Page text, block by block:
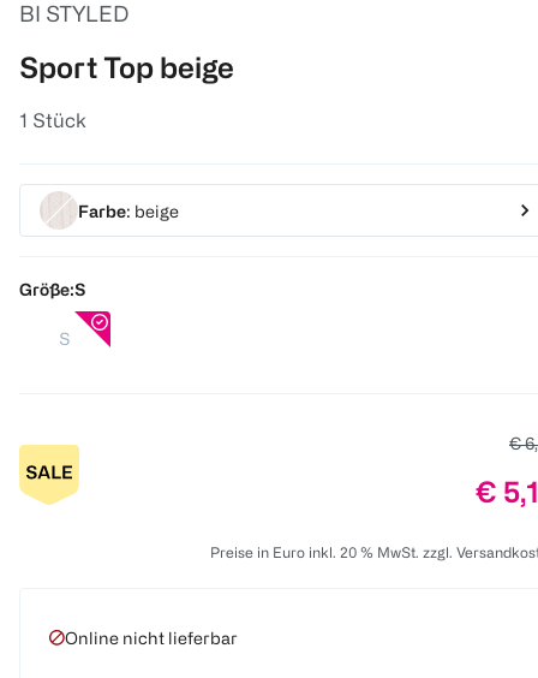
BI STYLED
Sport Top beige
1 Stück
Farbe: beige
Größe:S
S
€
€
Preise in Euro inkl. 20 % MwSt. zzgl.
Online nicht lieferbar